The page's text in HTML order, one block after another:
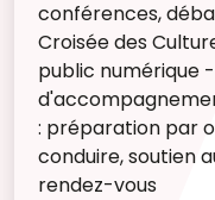
conférences,
Croisée des
public numérique
: préparation par
conduire, soutien
rendez-vous